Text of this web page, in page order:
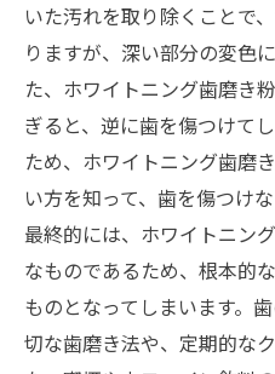
いた汚れを取り除くことで
りますが、深い部分の変色
た、ホワイトニング歯磨き
ぎると、逆に歯を傷つけて
ため、ホワイトニング歯磨
い方を知って、歯を傷つけ
最終的には、ホワイトニン
なものであるため、根本的
ものとなってしまいます。
切な歯磨き法や、定期的な